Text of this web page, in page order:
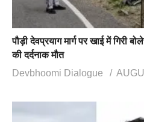
पौड़ी देवप्रयाग मार्ग पर खाई में गिरी
की दर्दनाक मौत
Devbhoomi Dialogue